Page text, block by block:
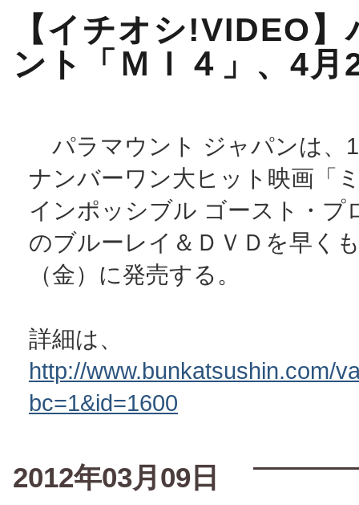
【イチオシ!VIDEO
ント「ＭＩ４」、4月
パラマウント ジャパンは、
ナンバーワン大ヒット映画「
インポッシブル ゴースト・プ
のブルーレイ＆ＤＶＤを早く
（金）に発売する。
詳細は、
http://www.bunkatsushin.com/
bc=1&id=1600
2012年03月09日